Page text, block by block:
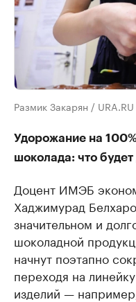
Размик Закарян / URA.RU
Удорожание на
шоколада: что
Доцент ИМЭБ
Хаджимурад
значительном и
шоколадной
начнут поэтапно
переходя на
изделий —